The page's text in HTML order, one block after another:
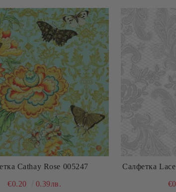
Салфетка Cathay Rose 005247
€0.20 0.39лв.